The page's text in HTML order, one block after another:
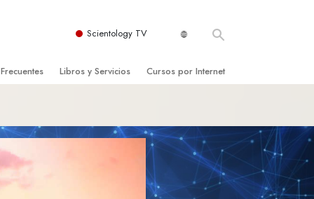
Scientology TV
Iglesia
de Scientology
Libros y Servicios
Introductorias
Introductorias
Cursos por Internet
Las Dinámicas de la Existencia
Los Componentes de la Comprensión
Soluciones para un Entorno Peligroso